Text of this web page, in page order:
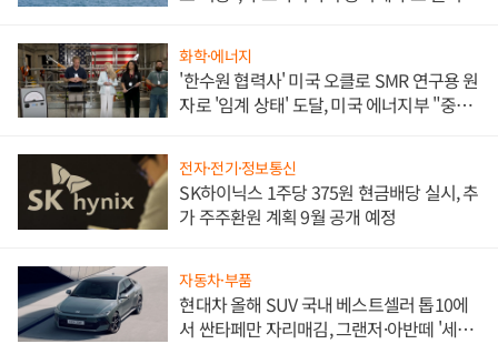
화학·에너지
'한수원 협력사' 미국 오클로 SMR 연구용 원
자로 '임계 상태' 도달, 미국 에너지부 "중요
전자·전기·정보통신
SK하이닉스 1주당 375원 현금배당 실시, 추
가 주주환원 계획 9월 공개 예정
자동차·부품
현대차 올해 SUV 국내 베스트셀러 톱10에
서 싼타페만 자리매김, 그랜저·아반떼 '세단